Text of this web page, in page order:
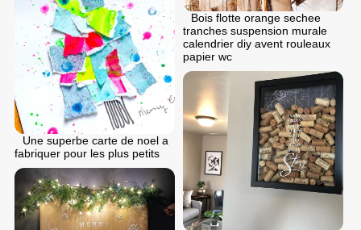
Bois flotte orange sechee
tranches suspension murale
calendrier diy avent rouleaux
papier wc
Une superbe carte de noel a
fabriquer pour les plus petits